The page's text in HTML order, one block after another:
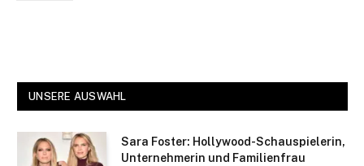
UNSERE AUSWAHL
Sara Foster: Hollywood-Schauspielerin,
Unternehmerin und Familienfrau